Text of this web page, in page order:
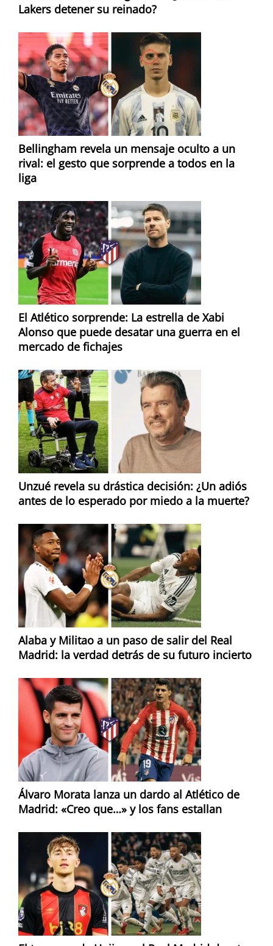
Lakers detener su reinado?
Bellingham revela un mensaje oculto a un
rival: el gesto que sorprende a todos en la
liga
El Atlético sorprende: La estrella de Xabi
Alonso que puede desatar una guerra en el
mercado de fichajes
Unzué revela su drástica decisión: ¿Un adiós
antes de lo esperado por miedo a la muerte?
Alaba y Militao a un paso de salir del Real
Madrid: la verdad detrás de su futuro incierto
Álvaro Morata lanza un dardo al Atlético de
Madrid: «Creo que…» y los fans estallan